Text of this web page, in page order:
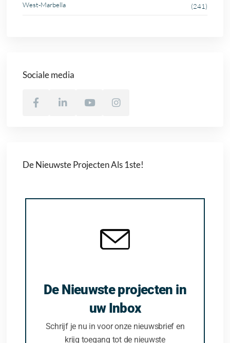
West-Marbella (241)
Sociale media
De Nieuwste Projecten Als 1ste!
De Nieuwste projecten in
uw Inbox
Schrijf je nu in voor onze nieuwsbrief en
krijg toegang tot de nieuwste